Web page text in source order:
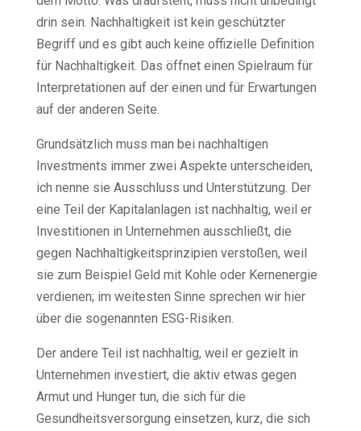
drin sein. Nachhaltigkeit ist kein geschützter
Begriff und es gibt auch keine offizielle Definition
für Nachhaltigkeit. Das öffnet einen Spielraum für
Interpretationen auf der einen und für Erwartungen
auf der anderen Seite.
Grundsätzlich muss man bei nachhaltigen
Investments immer zwei Aspekte unterscheiden,
ich nenne sie Ausschluss und Unterstützung. Der
eine Teil der Kapitalanlagen ist nachhaltig, weil er
Investitionen in Unternehmen ausschließt, die
gegen Nachhaltigkeitsprinzipien verstoßen, weil
sie zum Beispiel Geld mit Kohle oder Kernenergie
verdienen; im weitesten Sinne sprechen wir hier
über die sogenannten ESG-Risiken.
Der andere Teil ist nachhaltig, weil er gezielt in
Unternehmen investiert, die aktiv etwas gegen
Armut und Hunger tun, die sich für die
Gesundheitsversorgung einsetzen, kurz, die sich